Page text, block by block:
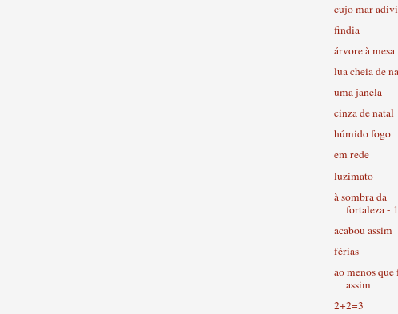
cujo mar
findia
árvore à mesa
lua cheia de
uma janela
cinza de natal
húmido fogo
em rede
luzimato
à sombra da
fortaleza - 1
acabou assim
férias
ao menos que
assim
2+2=3